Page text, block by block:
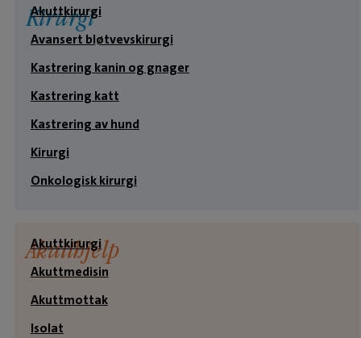
Kirurgi
Akuttkirurgi
Avansert bløtvevskirurgi
Kastrering kanin og gnager
Kastrering katt
Kastrering av hund
Kirurgi
Onkologisk kirurgi
Akutthjelp
Akuttkirurgi
Akuttmedisin
Akuttmottak
Isolat